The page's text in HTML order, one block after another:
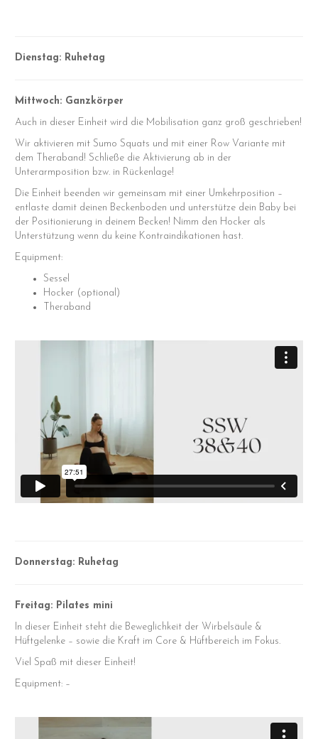
Dienstag: Ruhetag
Mittwoch: Ganzkörper
Auch in dieser Einheit wird die Mobilisation ganz groß geschrieben!
Wir aktivieren mit Sumo Squats und mit einer Row Variante mit
dem Theraband! Schließe die Aktivierung ab in der
Unterarmposition bzw. in Rückenlage!
Die Einheit beenden wir gemeinsam mit einer Umkehrposition –
entlaste damit deinen Beckenboden und unterstütze dein Baby bei
der Positionierung in deinem Becken! Nimm den Hocker als
Unterstützung wenn du keine Kontraindikationen hast.
Equipment:
Sessel
Hocker (optional)
Theraband
Donnerstag: Ruhetag
Freitag: Pilates mini
In dieser Einheit steht die Beweglichkeit der Wirbelsäule &
Hüftgelenke – sowie die Kraft im Core & Hüftbereich im Fokus.
Viel Spaß mit dieser Einheit!
Equipment: –